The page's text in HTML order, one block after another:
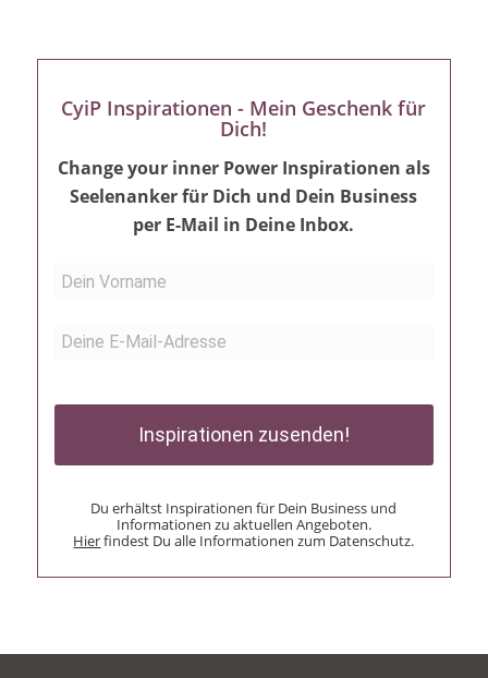
CyiP Inspirationen - Mein Geschenk für
Dich!
Change your inner Power Inspirationen als
Seelenanker für Dich und Dein Business
per E-Mail in Deine Inbox.
Inspirationen zusenden!
Du erhältst Inspirationen für Dein Business und
Informationen zu aktuellen Angeboten.
Hierfindest Du alle Informationen zum Datenschutz.